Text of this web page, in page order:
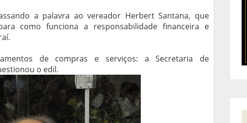
a palavra ao vereador Herbert Santana, que
como funciona a responsabilidade financeira e
de compras e serviços: a Secretaria de
o edil.